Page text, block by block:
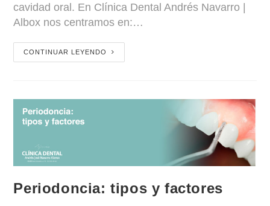
cavidad oral. En Clínica Dental Andrés Navarro |
Albox nos centramos en:…
CONTINUAR LEYENDO
Periodoncia: tipos y factores